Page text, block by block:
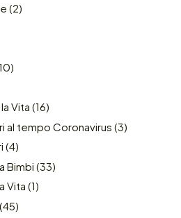
(2)
Vita (16)
al tempo Coronavirus (3)
(4)
Bimbi (33)
Vita (1)
(45)